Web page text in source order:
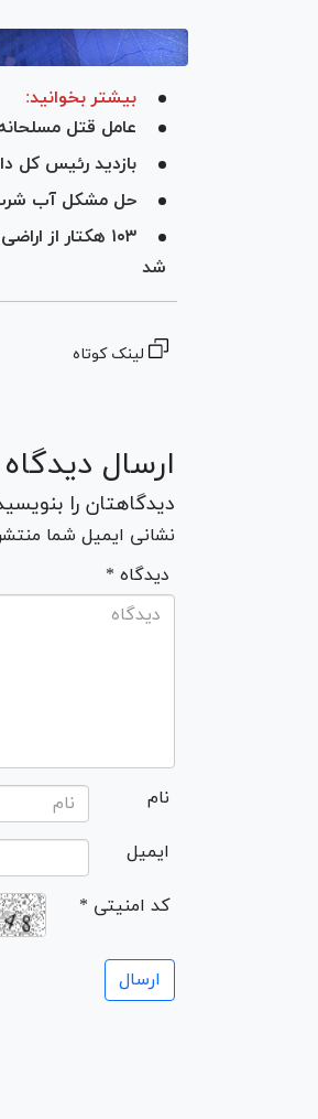
بیشتر بخوانید:
عامل قتل
بازدید رئیس کل
حل مشکل آب شرب
۱۰۳ هکتار از
شد
لینک کوتاه
ارسال دیدگاه
دیدگاهتان را
نشانی ایمیل شما
* دیدگاه
نام
ایمیل
* کد امنیتی